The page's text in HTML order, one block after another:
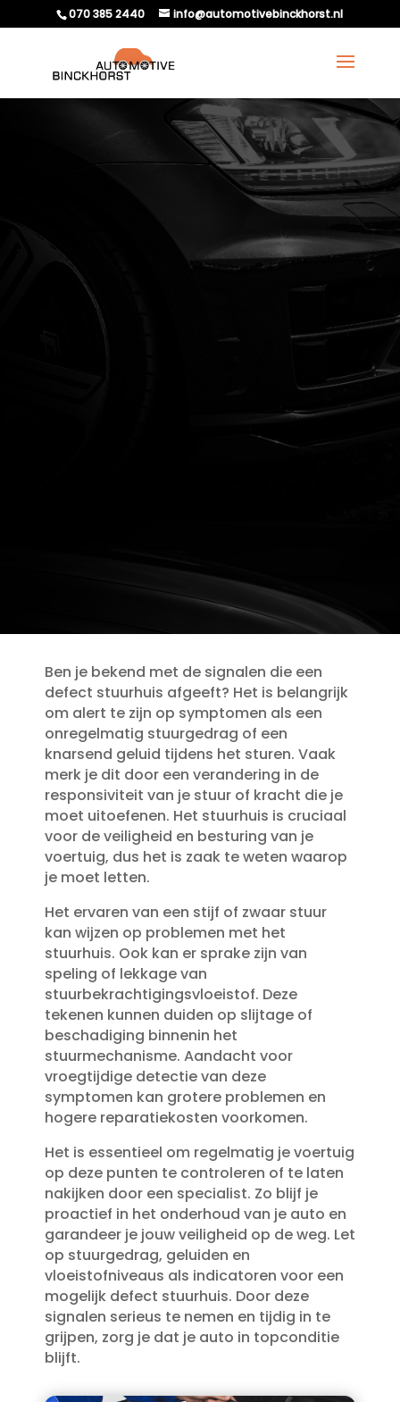
070 385 2440 info@automotivebinckhorst.nl
HOE MERK JE DAT EEN
STUURHUIS DEFECT
Ben je bekend met de signalen die een
defect stuurhuis afgeeft? Het is belangrijk
om alert te zijn op symptomen als een
onregelmatig stuurgedrag of een
knarsend geluid tijdens het sturen.​ Vaak
merk je dit door een verandering in de
responsiviteit van je stuur of kracht die je
moet uitoefenen.​ Het stuurhuis is cruciaal
voor de veiligheid en besturing van je
voertuig, dus het is zaak te weten waarop
je moet letten.​
Het ervaren van een stijf of zwaar stuur
kan wijzen op problemen met het
stuurhuis.​ Ook kan er sprake zijn van
speling of lekkage van
stuurbekrachtigingsvloeistof.​ Deze
tekenen kunnen duiden op slijtage of
beschadiging binnenin het
stuurmechanisme.​ Aandacht voor
vroegtijdige detectie van deze
symptomen kan grotere problemen en
hogere reparatiekosten voorkomen.​
Het is essentieel om regelmatig je voertuig
op deze punten te controleren of te laten
nakijken door een specialist.​ Zo blijf je
proactief in het onderhoud van je auto en
garandeer je jouw veiligheid op de weg.​ Let
op stuurgedrag, geluiden en
vloeistofniveaus als indicatoren voor een
mogelijk defect stuurhuis.​ Door deze
signalen serieus te nemen en tijdig in te
grijpen, zorg je dat je auto in topconditie
blijft.​